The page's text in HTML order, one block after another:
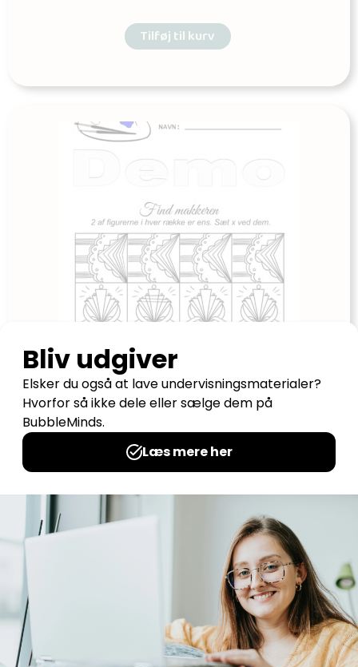
Tilføj til kurv
FruBilledkunsts træningshæfte – demo
Udgives af: FruBilledkunst
0,00